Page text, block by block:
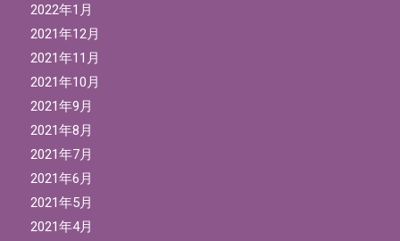
2022年1月
2021年12月
2021年11月
2021年10月
2021年9月
2021年8月
2021年7月
2021年6月
2021年5月
2021年4月